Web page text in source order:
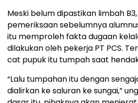
Meski belum dipastikan limbah
pemeriksaan sebelumnya
itu memproleh fakta dugaan
dilakukan oleh pekerja PT PCS.
cat pupuk itu tumpah saat
“Lalu tumpahan itu dengan
dialirkan ke saluran ke sungai,”